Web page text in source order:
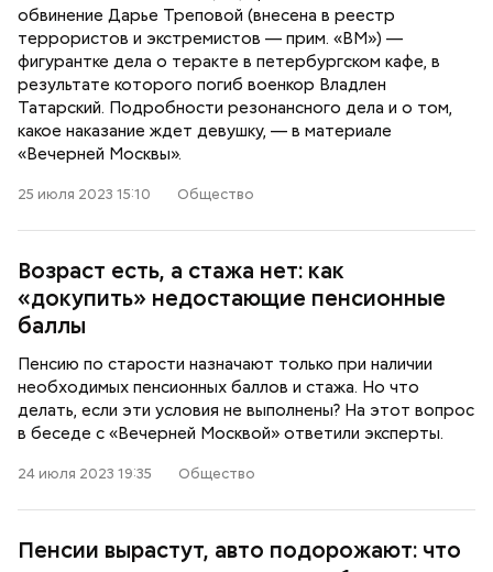
обвинение Дарье Треповой (внесена в реестр
террористов и экстремистов — прим. «ВМ») —
фигурантке дела о теракте в петербургском кафе, в
результате которого погиб военкор Владлен
Татарский. Подробности резонансного дела и о том,
какое наказание ждет девушку, — в материале
«Вечерней Москвы».
25 июля 2023 15:10 Общество
Возраст есть, а стажа нет: как
«докупить» недостающие пенсионные
баллы
Пенсию по старости назначают только при наличии
необходимых пенсионных баллов и стажа. Но что
делать, если эти условия не выполнены? На этот вопрос
в беседе с «Вечерней Москвой» ответили эксперты.
24 июля 2023 19:35 Общество
Пенсии вырастут, авто подорожают: что